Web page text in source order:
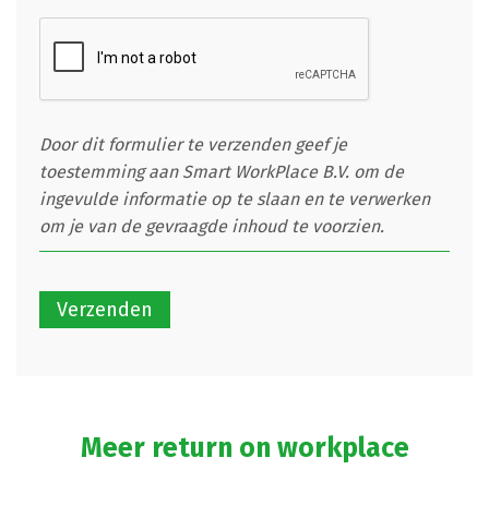
Door dit formulier te verzenden geef je
toestemming aan Smart WorkPlace B.V. om de
ingevulde informatie op te slaan en te verwerken
om je van de gevraagde inhoud te voorzien.
Meer return on workplace